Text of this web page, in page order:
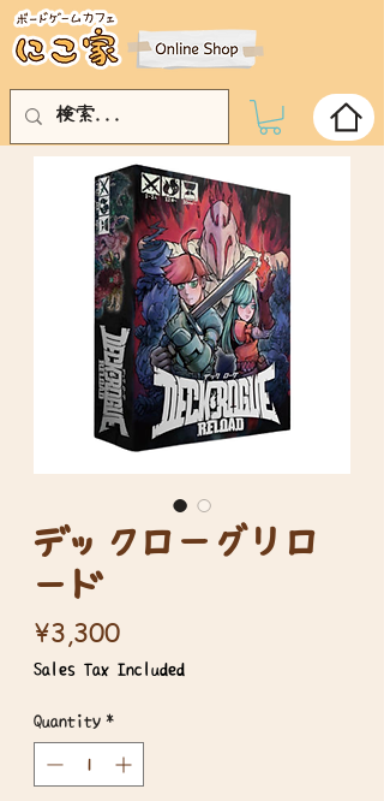
デックローグリロ
ード
¥3,300Price
Sales Tax Included
Quantity *